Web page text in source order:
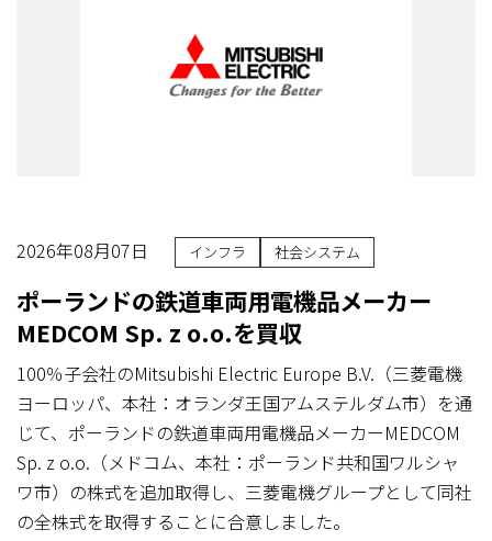
2026年08月07日 インフラ 社会システム
ポーランドの鉄道車両用電機品メーカー
MEDCOM Sp. z o.o.を買収
100％子会社のMitsubishi Electric Europe B.V.（三菱電機
ヨーロッパ、本社：オランダ王国アムステルダム市）を通
じて、ポーランドの鉄道車両用電機品メーカーMEDCOM
Sp. z o.o.（メドコム、本社：ポーランド共和国ワルシャ
ワ市）の株式を追加取得し、三菱電機グループとして同社
の全株式を取得することに合意しました。